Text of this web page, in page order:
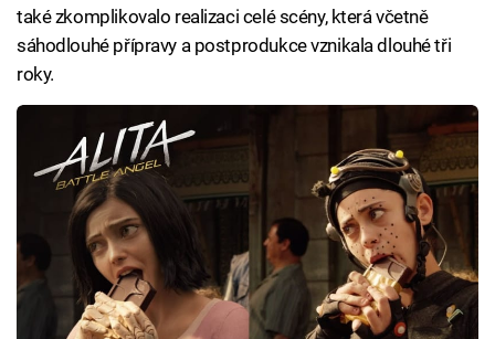
také zkomplikovalo realizaci celé scény, která včetně
sáhodlouhé přípravy a postprodukce vznikala dlouhé tři
roky.